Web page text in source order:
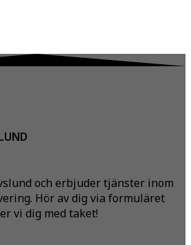
och erbjuder tjänster inom
Hör av dig via formuläret
vi dig med taket!